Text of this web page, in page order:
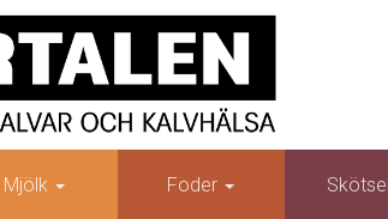
Mjölk Foder Skötsel